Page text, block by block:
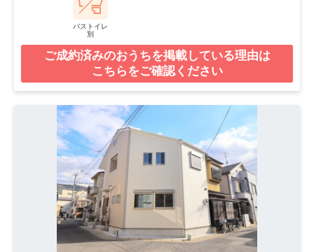
バストイレ
別
ご成約済みのおうちを掲載している理由は
こちらをご確認ください